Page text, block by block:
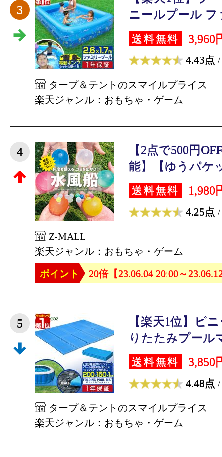
3
ニールプール フ
送料無料 3,960
4.43点 /
タープ＆テントのスマイルプライス
楽天ジャンル：おもちゃ・ゲーム
4
【2点で500円
能】【ゆうパケ
送料無料 1,980
4.25点 /
Z-MALL
楽天ジャンル：おもちゃ・ゲーム
ポイント
20倍【23.06.04 20:00～
5
【楽天1位】ビ
りたたみプール
送料無料 3,850
4.48点 /
タープ＆テントのスマイルプライス
楽天ジャンル：おもちゃ・ゲーム